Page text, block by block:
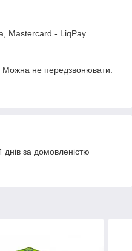
Mastercard - LiqPay
Можна не передзвонювати.
за домовленістю